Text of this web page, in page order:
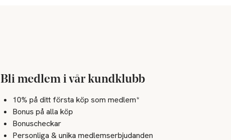
Bli medlem i vår kundklubb
10% på ditt första köp som medlem*
Bonus på alla köp
Bonuscheckar
Personliga & unika medlemserbjudanden